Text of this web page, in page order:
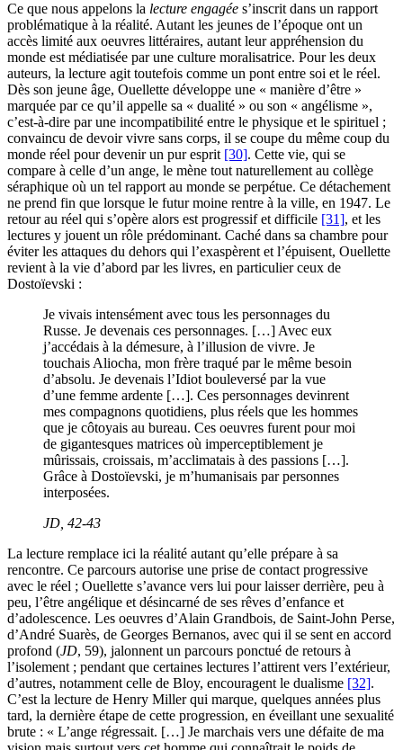
Ce que nous appelons la lecture engagée s’inscrit dans un rapport
problématique à la réalité. Autant les jeunes de l’époque ont un
accès limité aux oeuvres littéraires, autant leur appréhension du
monde est médiatisée par une culture moralisatrice. Pour les deux
auteurs, la lecture agit toutefois comme un pont entre soi et le réel.
Dès son jeune âge, Ouellette développe une « manière d’être »
marquée par ce qu’il appelle sa « dualité » ou son « angélisme »,
c’est-à-dire par une incompatibilité entre le physique et le spirituel ;
convaincu de devoir vivre sans corps, il se coupe du même coup du
monde réel pour devenir un pur esprit [30]. Cette vie, qui se
compare à celle d’un ange, le mène tout naturellement au collège
séraphique où un tel rapport au monde se perpétue. Ce détachement
ne prend fin que lorsque le futur moine rentre à la ville, en 1947. Le
retour au réel qui s’opère alors est progressif et difficile [31], et les
lectures y jouent un rôle prédominant. Caché dans sa chambre pour
éviter les attaques du dehors qui l’exaspèrent et l’épuisent, Ouellette
revient à la vie d’abord par les livres, en particulier ceux de
Dostoïevski :
Je vivais intensément avec tous les personnages du
Russe. Je devenais ces personnages. […] Avec eux
j’accédais à la démesure, à l’illusion de vivre. Je
touchais Aliocha, mon frère traqué par le même besoin
d’absolu. Je devenais l’Idiot bouleversé par la vue
d’une femme ardente […]. Ces personnages devinrent
mes compagnons quotidiens, plus réels que les hommes
que je côtoyais au bureau. Ces oeuvres furent pour moi
de gigantesques matrices où imperceptiblement je
mûrissais, croissais, m’acclimatais à des passions […].
Grâce à Dostoïevski, je m’humanisais par personnes
interposées.
JD , 42-43
La lecture remplace ici la réalité autant qu’elle prépare à sa
rencontre. Ce parcours autorise une prise de contact progressive
avec le réel ; Ouellette s’avance vers lui pour laisser derrière, peu à
peu, l’être angélique et désincarné de ses rêves d’enfance et
d’adolescence. Les oeuvres d’Alain Grandbois, de Saint-John Perse,
d’André Suarès, de Georges Bernanos, avec qui il se sent en accord
profond (JD, 59), jalonnent un parcours ponctué de retours à
l’isolement ; pendant que certaines lectures l’attirent vers l’extérieur,
d’autres, notamment celle de Bloy, encouragent le dualisme [32].
C’est la lecture de Henry Miller qui marque, quelques années plus
tard, la dernière étape de cette progression, en éveillant une sexualité
brute : « L’ange régressait. […] Je marchais vers une défaite de ma